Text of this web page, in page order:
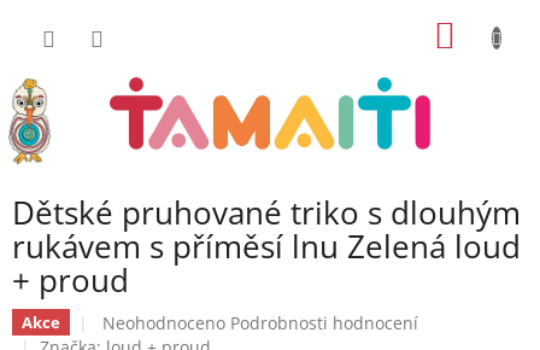
Dětské pruhované triko s dlouhým
rukávem s příměsí lnu Zelená loud
+ proud
Akce
Průměrné
hodnocení
Neohodnoceno Podrobnosti hodnocení